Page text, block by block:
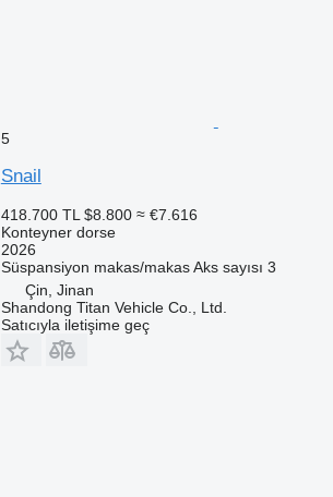
5
Snail
418.700 TL $8.800 ≈ €7.616
Konteyner dorse
2026
Süspansiyon makas/makas Aks sayısı 3
Çin, Jinan
Shandong Titan Vehicle Co., Ltd.
Satıcıyla iletişime geç